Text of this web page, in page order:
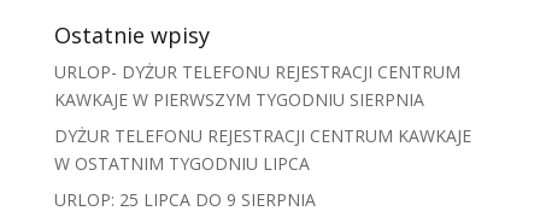
Ostatnie wpisy
URLOP- DYŻUR TELEFONU REJESTRACJI CENTRUM
KAWKAJE W PIERWSZYM TYGODNIU SIERPNIA
DYŻUR TELEFONU REJESTRACJI CENTRUM KAWKAJE
W OSTATNIM TYGODNIU LIPCA
URLOP: 25 LIPCA DO 9 SIERPNIA